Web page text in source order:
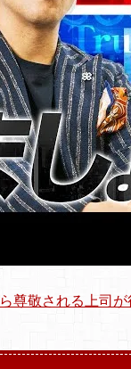
尊敬される上司